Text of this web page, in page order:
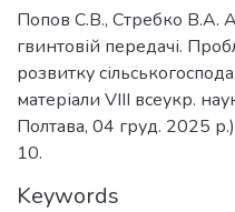
Попов С.В., Стребко В.А.
гвинтовій передачі.
розвитку
матеріали VIІI всеукр.
Полтава, 04 груд. 2025
10.
Keywords